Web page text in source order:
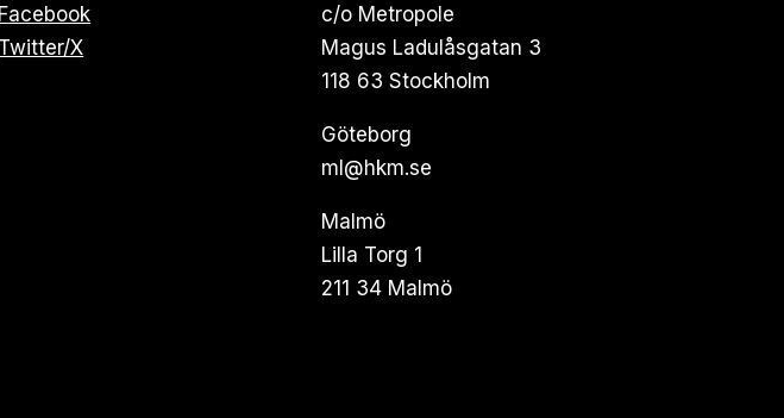
Facebook
Twitter/X
c/o Metropole
Magus Ladulåsgatan 3
118 63 Stockholm
Göteborg
ml@hkm.se
Malmö
Lilla Torg 1
211 34 Malmö